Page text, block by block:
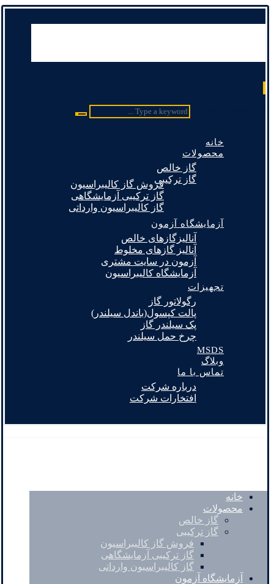
خانه
محصولات
گاز خالص
گاز ترکیبیفروش گاز کالیبراسیون
گاز ترکیبی آزمایشگاهی
گاز کالیبراسیون وارداتی
آزمایشگاه آزمون
آنالیزگازهای خالص
آنالیز گازهای مخلوط
آزمون در سایت مشتری
آزمایشگاه کالیبراسیون
تجهیزات
رگولاتور گاز
پالت کپسول(باندل سیلندر)
پک سیلندر گاز
چرخ حمل سیلندر
MSDS
وبلاگ
تماس با ما
درباره شرکت
افتخارات شرکت
خانه
محصولات
گاز خالص
گاز ترکیبی
فروش گاز کالیبراسیون
گاز ترکیبی آزمایشگاهی
گاز کالیبراسیون وارداتی
آزمایشگاه آزمون